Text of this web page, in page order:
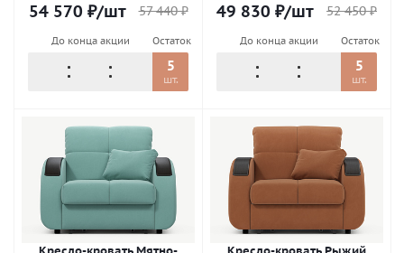
54 570 ₽/шт 57 440₽
До конца акции Остаток
5
шт.
49 830 ₽/шт 52 450₽
До конца акции Остаток
5
шт.